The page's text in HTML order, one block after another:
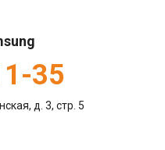
35
д. 3, стр. 5